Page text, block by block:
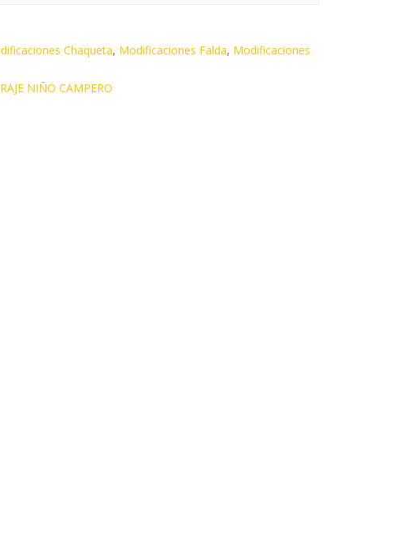
Chaqueta, Modificaciones Falda, Modificaciones
NIÑO CAMPERO